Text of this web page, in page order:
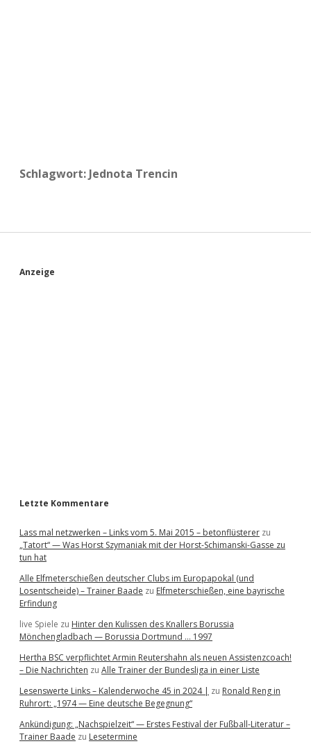
Schlagwort: Jednota Trencin
S
Anzeige
Letzte Kommentare
Lass mal netzwerken – Links vom 5. Mai 2015 – betonflüsterer zu
„Tatort“ — Was Horst Szymaniak mit der Horst-Schimanski-Gasse zu
tun hat
Alle Elfmeterschießen deutscher Clubs im Europapokal (und
Losentscheide) – Trainer Baade zu Elfmeterschießen, eine bayrische
Erfindung
live Spiele zu Hinter den Kulissen des Knallers Borussia
Mönchengladbach — Borussia Dortmund … 1997
Hertha BSC verpflichtet Armin Reutershahn als neuen Assistenzcoach!
– Die Nachrichten zu Alle Trainer der Bundesliga in einer Liste
Lesenswerte Links – Kalenderwoche 45 in 2024 | zu Ronald Reng in
Ruhrort: „1974 — Eine deutsche Begegnung“
Ankündigung: „Nachspielzeit“ — Erstes Festival der Fußball-Literatur –
Trainer Baade zu Lesetermine